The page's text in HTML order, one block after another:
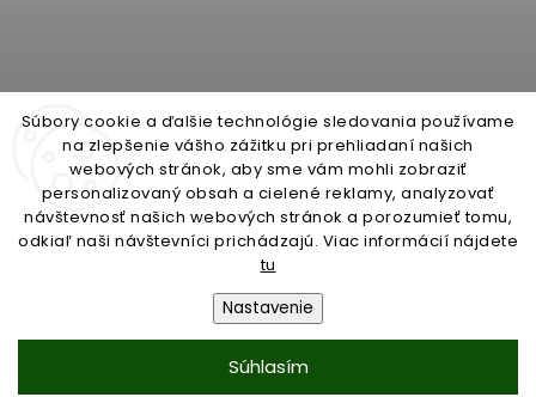
Súbory cookie a ďalšie technológie sledovania používame
na zlepšenie vášho zážitku pri prehliadaní našich
webových stránok, aby sme vám mohli zobraziť
personalizovaný obsah a cielené reklamy, analyzovať
návštevnosť našich webových stránok a porozumieť tomu,
odkiaľ naši návštevníci prichádzajú. Viac informácií nájdete
tu
Nastavenie
Súhlasím
open-gate.cz montazpohonu.sk
open-gate.sk. Všetky práva vyhradené.